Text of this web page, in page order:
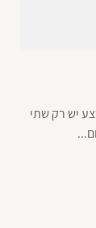
יש רק שתי